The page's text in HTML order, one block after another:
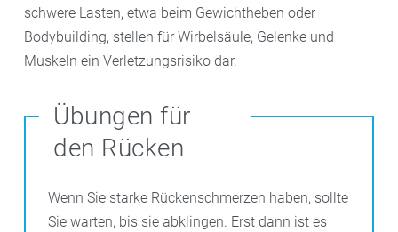
schwere Lasten, etwa beim Gewichtheben oder
Bodybuilding, stellen für Wirbelsäule, Gelenke und
Muskeln ein Verletzungsrisiko dar.
Übungen für
den Rücken
Wenn Sie starke Rückenschmerzen haben, sollte
Sie warten, bis sie abklingen. Erst dann ist es